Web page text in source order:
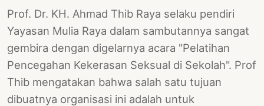
Prof. Dr. KH. Ahmad Thib Raya selaku pendiri
Yayasan Mulia Raya dalam sambutannya sangat
gembira dengan digelarnya acara "Pelatihan
Pencegahan Kekerasan Seksual di Sekolah". Prof
Thib mengatakan bahwa salah satu tujuan
dibuatnya organisasi ini adalah untuk